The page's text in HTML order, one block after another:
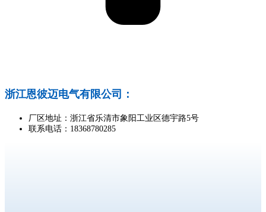
浙江恩彼迈电气有限公司：
厂区地址：浙江省乐清市象阳工业区德宇路5号
联系电话：18368780285